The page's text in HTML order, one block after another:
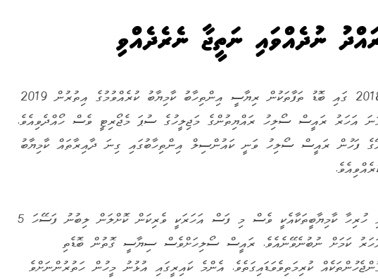
ނުދެއްވައި ނަތީޖާ ނެރެދެއްވި
2018 ގައި ބޮޑު ތަފާތަކުން ރިޔާސީ އިންތިހާބު ކާމިޔާބު ކުރެއްވުމުގެ އިތުރުން 2019
އަހަރު ރައީސް ސޯލިހު ރައްޔިތުންގެ މަޖިލީހުގެ ސުޕަ މެޖޯރިޓީ ވެސް ހޯއްދެވިއެވެ.
ފަހުން ރައީސް ސޯލިހު ވަނީ ކައުންސިލް އިންތިހާބުގައި ގިނަ ދާއިރާތައް ކާމިޔާބު
މި ހުރިހާ ކާމިޔާބީތަކާއެކީ ވެސް މި ފަސް އަހަރަކީ ވެރިކަން ކޮށްލަން ލިބުނު ފަސޭހަ 5
ކަމަށް ނުބުނެވޭނެއެވެ. ރައީސް ސޯލިހަށްވެސް ސިޔާސީ ގޮތުން ބޮޑެތި
ކުރިމަތިވެވަޑައިގަތެވެ. އެންމެ ކައިރީގައި އުޅުނު މީހުން ހަތުރުންނަށްވެ